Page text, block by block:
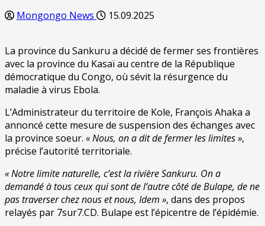
Mongongo News 15.09.2025
La province du Sankuru a décidé de fermer ses frontières
avec la province du Kasaï au centre de la République
démocratique du Congo, où sévit la résurgence du
maladie à virus Ebola.
L’Administrateur du territoire de Kole, François Ahaka a
annoncé cette mesure de suspension des échanges avec
la province soeur. « Nous, on a dit de fermer les limites »,
précise l’autorité territoriale.
« Notre limite naturelle, c’est la rivière Sankuru. On a
demandé à tous ceux qui sont de l’autre côté de Bulape, de ne
pas traverser chez nous et nous, Idem », dans des propos
relayés par 7sur7.CD. Bulape est l’épicentre de l’épidémie.